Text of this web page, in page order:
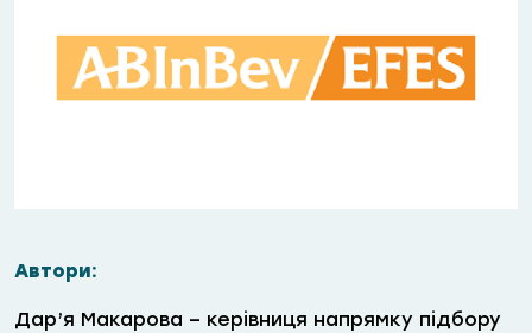
Автори:
Дар’я Макарова – керівниця напрямку підбору